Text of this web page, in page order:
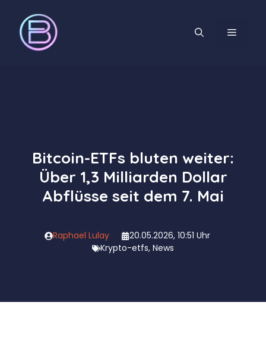
Inhalt
springen
MENÜ
Bitcoin-ETFs bluten weiter:
Über 1,3 Milliarden Dollar
Abflüsse seit dem 7. Mai
Raphael Lulay
20.05.2026, 10:51 Uhr
Krypto-etfs, News